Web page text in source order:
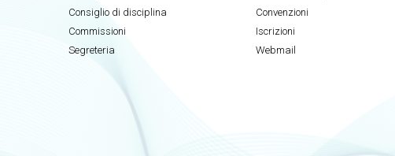
Consiglio di disciplina
Commissioni
Segreteria
Convenzioni
Iscrizioni
Webmail